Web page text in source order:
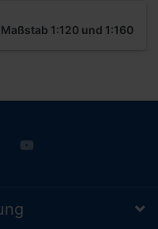
Maßstab 1:120 und 1:160